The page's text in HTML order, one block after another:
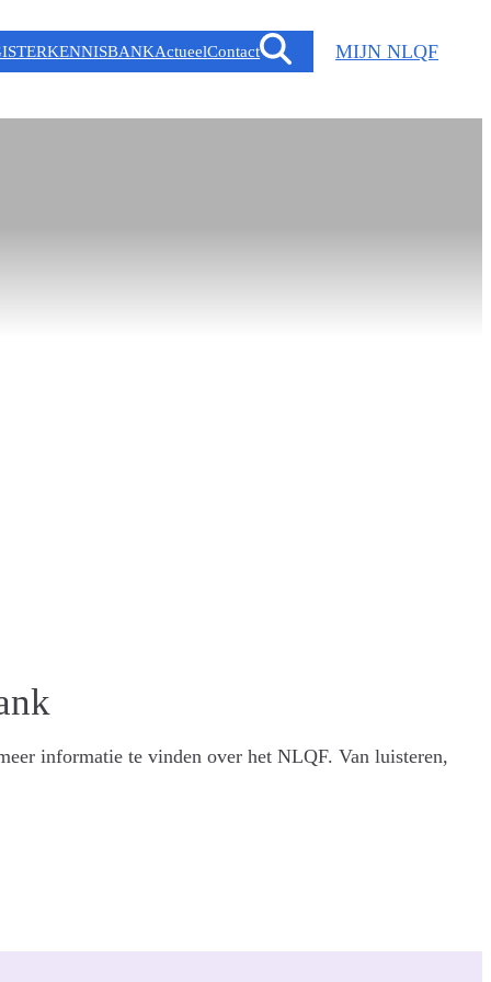
KENNISBANKActueelContact MIJN NLQF
informatie te vinden over het NLQF. Van luisteren,